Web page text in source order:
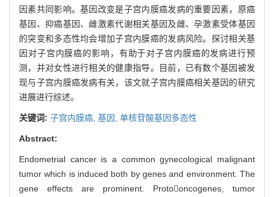
因素共同影响。基因改变是子宫内膜癌发病的重要因素，原癌
基因、抑癌基因、雌激素代谢相关基因及雌、孕激素受体基因
的突变和多态性均会增加子宫内膜癌的发病风险。探讨相关基
因对子宫内膜癌的影响，有助于对子宫内膜癌的发病进行预
测，并对女性进行相关的健康指导。目前，已有数个基因被发
现与子宫内膜癌发病有关，该文就子宫内膜癌相关基因的研究
进展进行综述。
关键词: 子宫内膜癌, 基因, 单核苷酸基因多态性
Abstract:
Endometrial cancer is a common gynecological malignant
tumor which is induced both by genes and environment. The
gene effects are prominent. Protooncogenes, tumor